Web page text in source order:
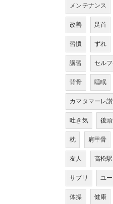
メンテナンス
改善
足首
習慣
ずれ
講習
セル
背骨
睡眠
カマタマーレ
吐き気
後
枕
肩甲骨
友人
高松駅
サプリ
ユ
体操
健康